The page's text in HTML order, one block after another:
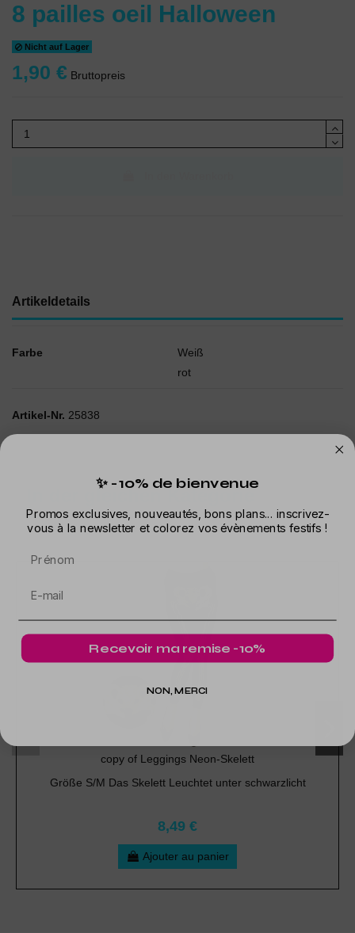
8 pailles oeil Halloween
Nicht auf Lager
1,90 € Bruttopreis
Artikeldetails
Farbe
Weiß
rot
Artikel-Nr. 25838
In der gleichen Kategorie
copy of Leggings Neon-Skelett
Größe S/M Das Skelett Leuchtet unter schwarzlicht
8,49 €
Ajouter au panier
✨ -10% de bienvenue
Promos exclusives, nouveautés, bons plans... inscrivez-
vous à la newsletter et colorez vos évènements festifs !
Recevoir ma remise -10%
NON, MERCI